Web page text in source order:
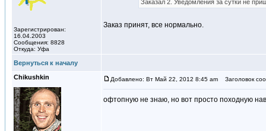
Зарегистрирован:
16.04.2003
Сообщения: 8828
Откуда: Уфа
Заказал 2. Уведомления за сутки не
Заказ принят, все нормально.
Вернуться к началу
Chikushkin
Добавлено: Вт Май 22, 2012 8:45 am Заголовок
офтопную не знаю, но вот просто походную